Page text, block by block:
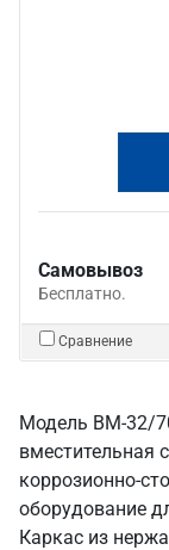
Самовывоз
Бесплатно.
Сравнение
Модель ВМ-32/
вместительная
коррозионно-
оборудование
Каркас из